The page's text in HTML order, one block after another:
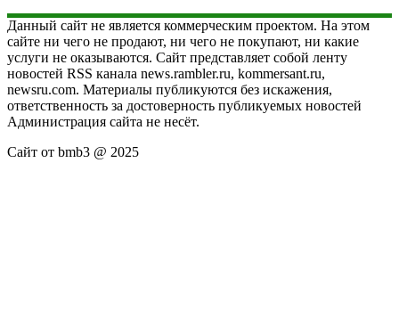
Данный сайт не является коммерческим проектом. На этом
сайте ни чего не продают, ни чего не покупают, ни какие
услуги не оказываются. Сайт представляет собой ленту
новостей RSS канала news.rambler.ru, kommersant.ru,
newsru.com. Материалы публикуются без искажения,
ответственность за достоверность публикуемых новостей
Администрация сайта не несёт.
Сайт от bmb3 @ 2025